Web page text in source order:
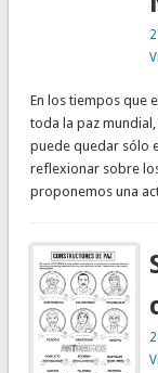
En los tiempos que
toda la paz mundial,
puede quedar sólo
reflexionar sobre
proponemos una